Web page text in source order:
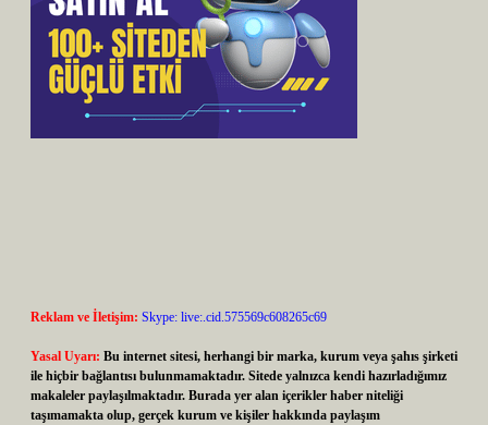
Reklam ve İletişim: Skype: live:.cid.575569c608265c69
Yasal Uyarı: Bu internet sitesi, herhangi bir marka, kurum veya şahıs şirketi
ile hiçbir bağlantısı bulunmamaktadır. Sitede yalnızca kendi hazırladığımız
makaleler paylaşılmaktadır. Burada yer alan içerikler haber niteliği
taşımamakta olup, gerçek kurum ve kişiler hakkında paylaşım